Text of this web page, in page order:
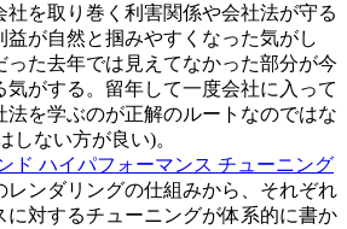
社を取り巻く利害関係や会社法が守る
益が自然と掴みやすくなった気がし
った去年では見えてなかった部分が今
気がする。留年して一度会社に入って
法を学ぶのが正解のルートなのではな
しない方が良い)。
ド ハイパフォーマンス チューニング
レンダリングの仕組みから、それぞれ
に対するチューニングが体系的に書か